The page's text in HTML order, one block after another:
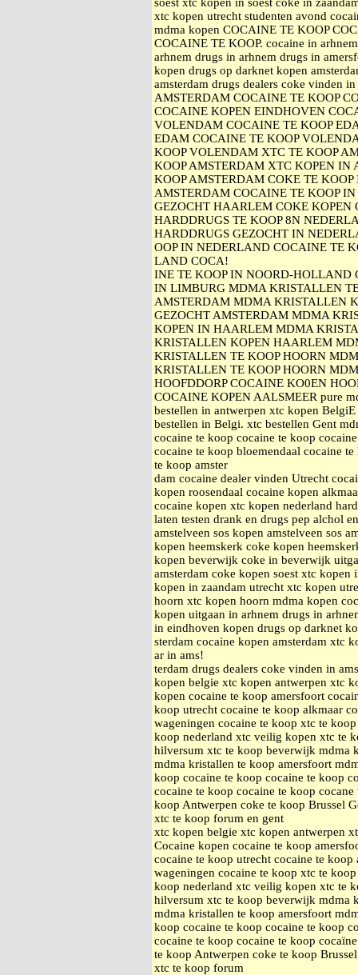
xtc kopen utrecht studenten avond
mdma kopen COCAINE TE KOOP
COCAINE TE KOOP. cocaine in
arhnem drugs in arhnem drugs in
kopen drugs op darknet kopen
amsterdam drugs dealers coke vinden
AMSTERDAM COCAINE TE KOOP
COCAINE KOPEN EINDHOVEN
VOLENDAM COCAINE TE KOOP
EDAM COCAINE TE KOOP
KOOP VOLENDAM XTC TE KOOP
KOOP AMSTERDAM XTC KOPEN
KOOP AMSTERDAM COKE TE
AMSTERDAM COCAINE TE KOOP
GEZOCHT HAARLEM COKE
HARDDRUGS TE KOOP 8N
HARDDRUGS GEZOCHT IN
OOP IN NEDERLAND COCAINE TE
LAND COCA!
INE TE KOOP IN NOORD-HOLLAND
IN LIMBURG MDMA KRISTALLEN
AMSTERDAM MDMA KRISTALLEN
GEZOCHT AMSTERDAM MDMA
KOPEN IN HAARLEM MDMA
KRISTALLEN KOPEN HAARLEM
KRISTALLEN TE KOOP HOORN
KRISTALLEN TE KOOP HOORN
HOOFDDORP COCAINE KO0EN
COCAINE KOPEN AALSMEER pure
bestellen in antwerpen xtc kopen
bestellen in Belgi. xtc bestellen Gent
cocaine te koop cocaine te koop
cocaine te koop bloemendaal cocaine
te koop amster
dam cocaine dealer vinden Utrecht
kopen roosendaal cocaine kopen
cocaine kopen xtc kopen nederland
laten testen drank en drugs pep alchol
amstelveen sos kopen amstelveen sos
kopen heemskerk coke kopen
kopen beverwijk coke in beverwijk
amsterdam coke kopen soest xtc kopen
kopen in zaandam utrecht xtc kopen
hoorn xtc kopen hoorn mdma kopen
kopen uitgaan in arhnem drugs in
in eindhoven kopen drugs op darknet
sterdam cocaine kopen amsterdam xtc
ar in ams!
terdam drugs dealers coke vinden in
kopen belgie xtc kopen antwerpen xtc
kopen cocaine te koop amersfoort
koop utrecht cocaine te koop alkmaar
wageningen cocaine te koop xtc te
koop nederland xtc veilig kopen xtc te
hilversum xtc te koop beverwijk mdma
mdma kristallen te koop amersfoort
koop cocaine te koop cocaine te koop
cocaine te koop cocaine te koop
koop Antwerpen coke te koop Brussel
xtc te koop forum en gent
xtc kopen belgie xtc kopen antwerpen
Cocaine kopen cocaine te koop
cocaine te koop utrecht cocaine te
wageningen cocaine te koop xtc te
koop nederland xtc veilig kopen xtc te
hilversum xtc te koop beverwijk mdma
mdma kristallen te koop amersfoort
koop cocaine te koop cocaine te koop
cocaine te koop cocaine te koop
te koop Antwerpen coke te koop
xtc te koop forum